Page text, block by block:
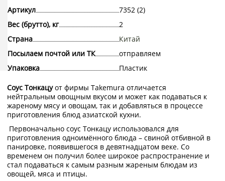
Артикул
7352 (2)
Вес (брутто), кг
2
Страна
Китай
Посылаем почтой или ТК
отправляем
Упаковка
Пластик
Соус Тонкацуот фирмы Takemura отличается
нейтральным овощным вкусом и может как подаваться к
жареному мясу и овощам, так и добавляться в процессе
приготовления блюд азиатской кухни.
Первоначально соус Тонкацу использовался для
приготовления одноимённого блюда – свиной отбивной в
панировке, появившегося в девятнадцатом веке. Со
временем он получил более широкое распространение и
стал подаваться к самым разным жареным блюдам из
овощей, мяса и птицы.